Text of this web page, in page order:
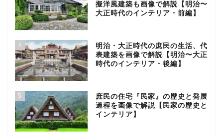
擬洋風建築も画像で解説【明治〜
大正時代のインテリア・前編】
4
明治・大正時代の庶民の生活、代
表建築を画像で解説【明治〜大正
時代のインテリア・後編】
5
庶民の住宅『民家』の歴史と発展
過程を画像で解説【民家の歴史と
インテリア】